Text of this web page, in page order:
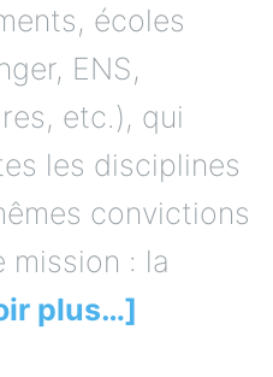
écoles
ENS,
etc.), qui
les disciplines
convictions
mission : la
plus…]